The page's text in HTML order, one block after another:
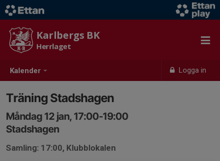
Kalender Logga in
Karlbergs BK
Herrlaget
Träning Stadshagen
Måndag 12 jan, 17:00-19:00
Stadshagen
Samling: 17:00, Klubblokalen